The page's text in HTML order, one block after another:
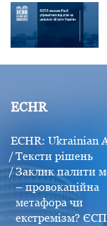
ECHR
ECHR: Ukrainian
Тексти рішень
Заклик палити
– провокаційна
метафора чи
екстремізм?